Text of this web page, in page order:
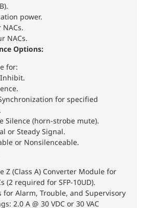
power.
NACs.
NACs.
Options:
for:
for specified
Silence (horn-strobe mute).
or Steady Signal.
or Nonsilenceable.
Z (Class A) Converter Module for
(2 required for SFP-10UD).
for Alarm, Trouble, and Supervisory
2.0 A @ 30 VDC or 30 VAC